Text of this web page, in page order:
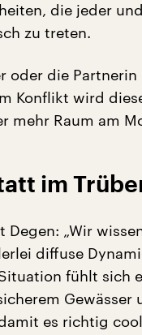
die jeder
zu treten.
oder die
Konflikt wird
mehr Raum am
im
Degen: „Wir
diffuse
fühlt sich
Gewässer
es richtig